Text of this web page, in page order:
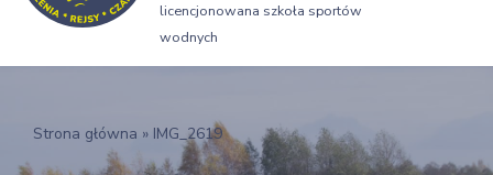
licencjonowana szkoła sportów
wodnych
Strona główna » IMG_2619